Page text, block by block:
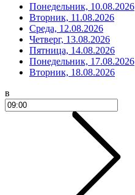
Понедельник, 10.08.2026
Вторник, 11.08.2026
Среда, 12.08.2026
Четверг, 13.08.2026
Пятница, 14.08.2026
Понедельник, 17.08.2026
Вторник, 18.08.2026
в